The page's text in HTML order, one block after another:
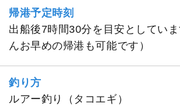
帰港予定時刻
出船後7時間30分を目安としてい
んお早めの帰港も可能です）
釣り方
ルアー釣り（タコエギ）